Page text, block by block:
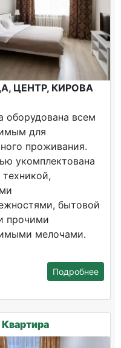
ЦЕНТР, КИРОВА
оборудована всем
для
проживания.
укомплектована
бытовой
прочими
мелочами.
Подробнее